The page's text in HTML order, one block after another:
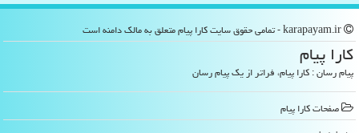
كارا پیام
پیام رسان : کارا پیام، فراتر از یک پیام رسان
صفحات كارا پیام